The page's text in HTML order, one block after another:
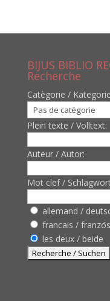
BIJUS BIBLIO
Recherche
Catègorie /
Plein texte / Volltext:
Auteur / Autor:
Mot clef /
allemand /
francais /
les deux / beide